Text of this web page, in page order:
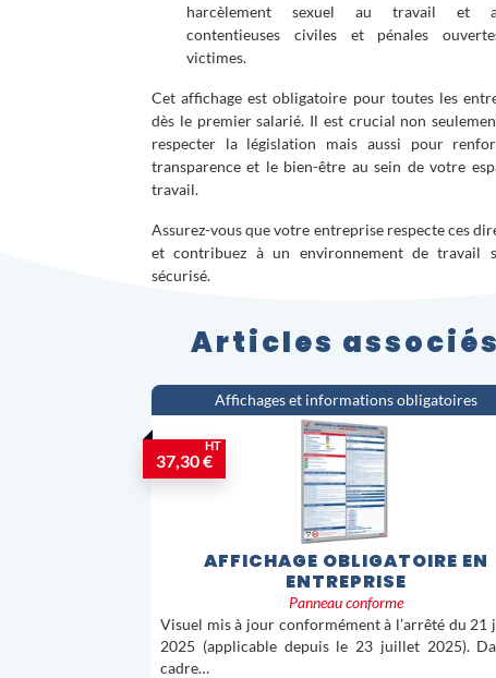
harcèlement sexuel au travail et
contentieuses civiles et pénales
victimes.
Cet affichage est obligatoire pour toutes les
dès le premier salarié. Il est crucial non
respecter la législation mais aussi pour
transparence et le bien-être au sein de votre
travail.
Assurez-vous que votre entreprise respecte ces
et contribuez à un environnement de travail
sécurisé.
Articles associés
Affichages et informations obligatoires
37,30 €
HT
AFFICHAGE OBLIGATOIRE EN
ENTREPRISE
Panneau conforme
Visuel mis à jour conformément à l’arrêté du 21
2025 (applicable depuis le 23 juillet 2025).
cadre…